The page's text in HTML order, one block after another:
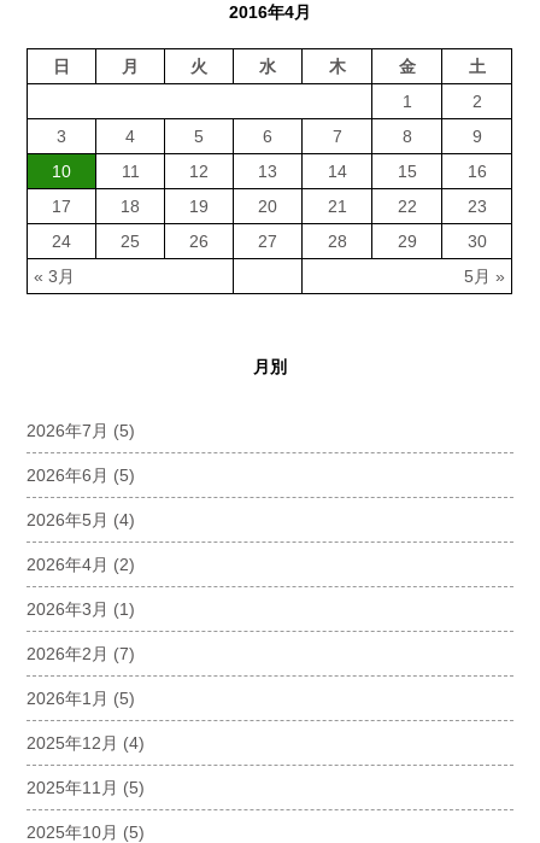
2016年4月
日 月 火 水 木 金 土
« 3月 5月 »
1
2
3
4 5 6 7 8
9
10
11 12 13 14 15
16
17
18 19 20 21 22
23
24
25 26 27 28 29 30
月別
2026年7月 (5)
2026年6月 (5)
2026年5月 (4)
2026年4月 (2)
2026年3月 (1)
2026年2月 (7)
2026年1月 (5)
2025年12月 (4)
2025年11月 (5)
2025年10月 (5)